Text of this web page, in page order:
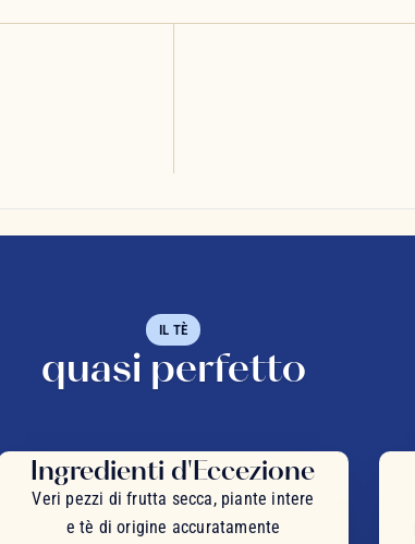
IL TÈ
quasi perfetto
Ingredienti d'Eccezione
Veri pezzi di frutta secca, piante intere
e tè di origine accuratamente